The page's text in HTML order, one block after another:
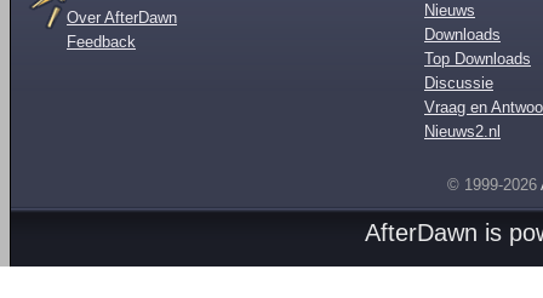
Over AfterDawn
Feedback
Nieuws
Downloads
Top Downloads
Discussie
Vraag en
Nieuws2.nl
© 1999-2026
AfterDawn is